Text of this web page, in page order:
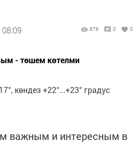
876 0 0
- төшем көтелми
көндез +22°...+23° градус
важным и интересным в